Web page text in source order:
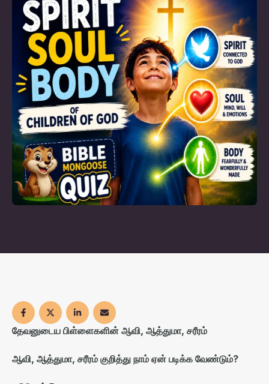
போதகராயிருக்கவேண்டிய உங்களுக்கு தேவனுடைய
வாக்கியங்களின் மூல உபதேசங்களை மறுபடியும்
உபதேசிக்கவேண்டியதாயிருக்கிறது; நீங்கள் பலமான
ஆகாரத்தையல்ல, பாலை
உண்ணத்தக்கவர்களானீர்கள்.13பாலுண்கிறவன்
குழந்தையாயிருக்கிறபடியினாலே நீதியின் வசனத்தில்
பழக்கமில்லாதவனாயிருக்கிறான்.14பலமான ஆகாரமானது
நன்மை தீமையின்னதென்று பயிற்சியினால்
பகுத்தறியத்தக்கதாக முயற்சி செய்யும்
ஞானேந்திரியங்களையுடையவர்களாகிய பூரண
வயதுள்ளவர்களுக்கே தகும்.எபிரெயர் 61ஆகையால்,
கிறிஸ்துவைப்பற்றிச் சொல்லிய …
தேவனுடைய பிள்ளைகளின் ஆவி, ஆத்துமா, சரீரம்
ஆவி, ஆத்துமா, சரீரம் குறித்து நாம் ஏன் படிக்க வேண்டும்?